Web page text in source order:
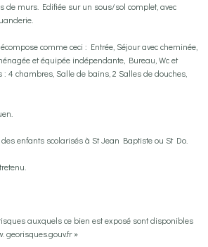
de murs. Edifiée sur un sous/sol complet, avec
comme ceci : Entrée, Séjour avec cheminée,
et équipée indépendante, Bureau, Wc et
4 chambres, Salle de bains, 2 Salles de douches,
enfants scolarisés à St Jean Baptiste ou St Do.
auxquels ce bien est exposé sont disponibles
georisques.gouv.fr »